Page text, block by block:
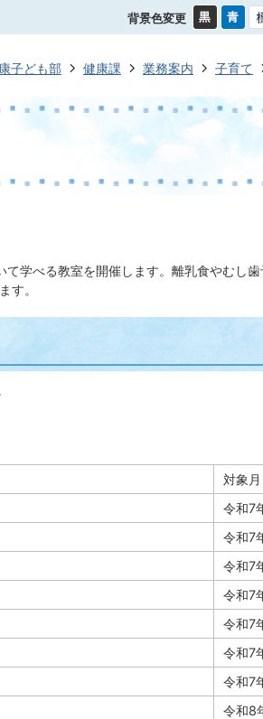
背景色変更
子ども部 健康課 業務案内 子育て
学べる教室を開催します。離乳食やむし
す。
対象月
令和7
令和7
令和7
令和7
令和7
令和7
令和7
令和8